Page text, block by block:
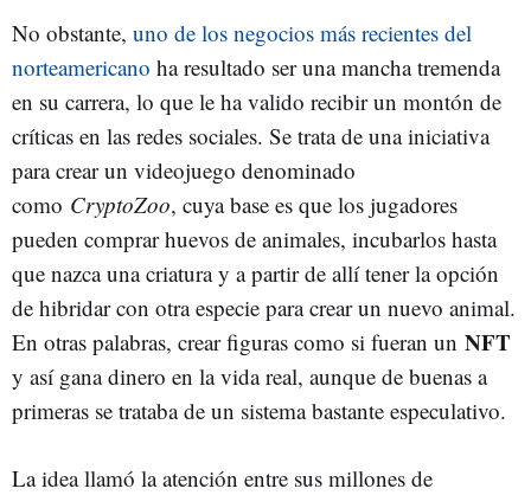
No obstante, uno de los negocios más recientes del
norteamericano ha resultado ser una mancha tremenda
en su carrera, lo que le ha valido recibir un montón de
críticas en las redes sociales. Se trata de una iniciativa
para crear un videojuego denominado
como CryptoZoo, cuya base es que los jugadores
pueden comprar huevos de animales, incubarlos hasta
que nazca una criatura y a partir de allí tener la opción
de hibridar con otra especie para crear un nuevo animal.
En otras palabras, crear figuras como si fueran un NFT
y así gana dinero en la vida real, aunque de buenas a
primeras se trataba de un sistema bastante especulativo.
La idea llamó la atención entre sus millones de